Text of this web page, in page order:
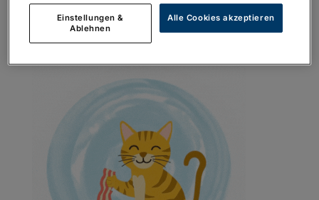
Einstellungen &
Ablehnen
Alle Cookies akzeptieren